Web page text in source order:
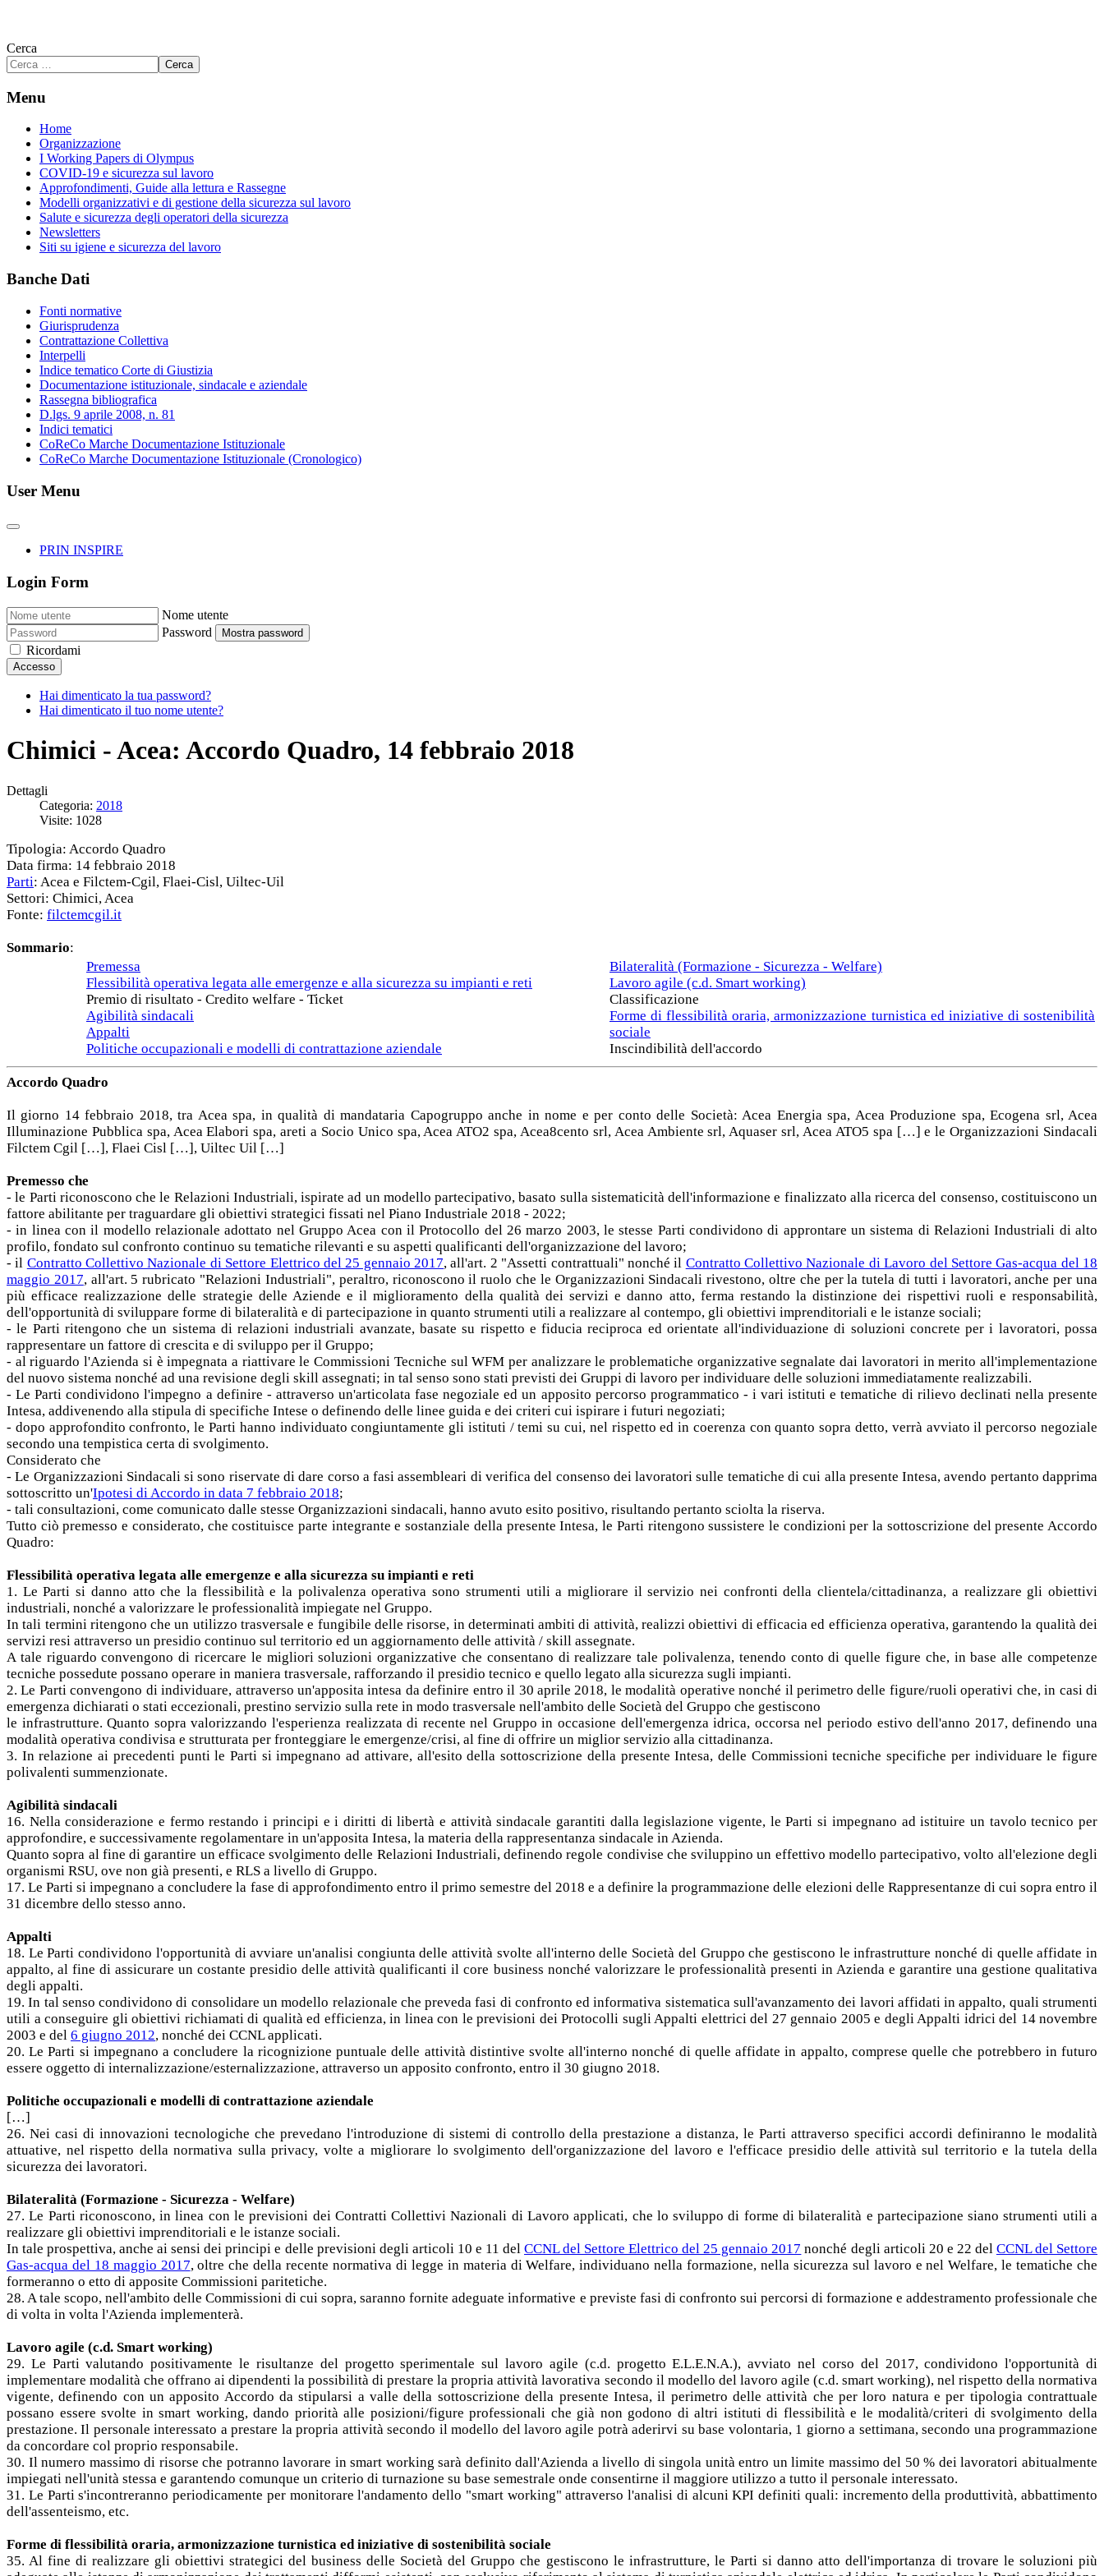
Cerca
Cerca
Menu
Home
Organizzazione
I Working Papers di Olympus
COVID-19 e sicurezza sul lavoro
Approfondimenti, Guide alla lettura e Rassegne
Modelli organizzativi e di gestione della sicurezza sul lavoro
Salute e sicurezza degli operatori della sicurezza
Newsletters
Siti su igiene e sicurezza del lavoro
Banche Dati
Fonti normative
Giurisprudenza
Contrattazione Collettiva
Interpelli
Indice tematico Corte di Giustizia
Documentazione istituzionale, sindacale e aziendale
Rassegna bibliografica
D.lgs. 9 aprile 2008, n. 81
Indici tematici
CoReCo Marche Documentazione Istituzionale
CoReCo Marche Documentazione Istituzionale (Cronologico)
User Menu
PRIN INSPIRE
Login Form
Nome utente
Password
Mostra password
Ricordami
Accesso
Hai dimenticato la tua password?
Hai dimenticato il tuo nome utente?
Chimici - Acea: Accordo Quadro, 14 febbraio 2018
Dettagli
Categoria: 2018
Visite: 1028
Tipologia: Accordo Quadro
Data firma: 14 febbraio 2018
Parti: Acea e Filctem-Cgil, Flaei-Cisl, Uiltec-Uil
Settori: Chimici, Acea
Fonte: filctemcgil.it
Sommario:
Premessa
Flessibilità operativa legata alle emergenze e alla sicurezza su impianti e reti
Premio di risultato - Credito welfare - Ticket
Agibilità sindacali
Appalti
Politiche occupazionali e modelli di contrattazione aziendale
Bilateralità (Formazione - Sicurezza - Welfare)
Lavoro agile (c.d. Smart working)
Classificazione
Forme di flessibilità oraria, armonizzazione turnistica ed iniziative di sostenibilità
sociale
Inscindibilità dell'accordo
Accordo Quadro
Il giorno 14 febbraio 2018, tra Acea spa, in qualità di mandataria Capogruppo anche in nome e per conto delle Società: Acea Energia spa, Acea Produzione spa, Ecogena srl, Acea
Illuminazione Pubblica spa, Acea Elabori spa, areti a Socio Unico spa, Acea ATO2 spa, Acea8cento srl, Acea Ambiente srl, Aquaser srl, Acea ATO5 spa […] e le Organizzazioni Sindacali
Filctem Cgil […], Flaei Cisl […], Uiltec Uil […]
Premesso che
- le Parti riconoscono che le Relazioni Industriali, ispirate ad un modello partecipativo, basato sulla sistematicità dell'informazione e finalizzato alla ricerca del consenso, costituiscono un
fattore abilitante per traguardare gli obiettivi strategici fissati nel Piano Industriale 2018 - 2022;
- in linea con il modello relazionale adottato nel Gruppo Acea con il Protocollo del 26 marzo 2003, le stesse Parti condividono di approntare un sistema di Relazioni Industriali di alto
profilo, fondato sul confronto continuo su tematiche rilevanti e su aspetti qualificanti dell'organizzazione del lavoro;
- il Contratto Collettivo Nazionale di Settore Elettrico del 25 gennaio 2017, all'art. 2 "Assetti contrattuali" nonché il Contratto Collettivo Nazionale di Lavoro del Settore Gas-acqua del 18
maggio 2017, all'art. 5 rubricato "Relazioni Industriali", peraltro, riconoscono il ruolo che le Organizzazioni Sindacali rivestono, oltre che per la tutela di tutti i lavoratori, anche per una
più efficace realizzazione delle strategie delle Aziende e il miglioramento della qualità dei servizi e danno atto, ferma restando la distinzione dei rispettivi ruoli e responsabilità,
dell'opportunità di sviluppare forme di bilateralità e di partecipazione in quanto strumenti utili a realizzare al contempo, gli obiettivi imprenditoriali e le istanze sociali;
- le Parti ritengono che un sistema di relazioni industriali avanzate, basate su rispetto e fiducia reciproca ed orientate all'individuazione di soluzioni concrete per i lavoratori, possa
rappresentare un fattore di crescita e di sviluppo per il Gruppo;
- al riguardo l'Azienda si è impegnata a riattivare le Commissioni Tecniche sul WFM per analizzare le problematiche organizzative segnalate dai lavoratori in merito all'implementazione
del nuovo sistema nonché ad una revisione degli skill assegnati; in tal senso sono stati previsti dei Gruppi di lavoro per individuare delle soluzioni immediatamente realizzabili.
- Le Parti condividono l'impegno a definire - attraverso un'articolata fase negoziale ed un apposito percorso programmatico - i vari istituti e tematiche di rilievo declinati nella presente
Intesa, addivenendo alla stipula di specifiche Intese o definendo delle linee guida e dei criteri cui ispirare i futuri negoziati;
- dopo approfondito confronto, le Parti hanno individuato congiuntamente gli istituti / temi su cui, nel rispetto ed in coerenza con quanto sopra detto, verrà avviato il percorso negoziale
secondo una tempistica certa di svolgimento.
Considerato che
- Le Organizzazioni Sindacali si sono riservate di dare corso a fasi assembleari di verifica del consenso dei lavoratori sulle tematiche di cui alla presente Intesa, avendo pertanto dapprima
sottoscritto un'Ipotesi di Accordo in data 7 febbraio 2018;
- tali consultazioni, come comunicato dalle stesse Organizzazioni sindacali, hanno avuto esito positivo, risultando pertanto sciolta la riserva.
Tutto ciò premesso e considerato, che costituisce parte integrante e sostanziale della presente Intesa, le Parti ritengono sussistere le condizioni per la sottoscrizione del presente Accordo
Quadro:
Flessibilità operativa legata alle emergenze e alla sicurezza su impianti e reti
1. Le Parti si danno atto che la flessibilità e la polivalenza operativa sono strumenti utili a migliorare il servizio nei confronti della clientela/cittadinanza, a realizzare gli obiettivi
industriali, nonché a valorizzare le professionalità impiegate nel Gruppo.
In tali termini ritengono che un utilizzo trasversale e fungibile delle risorse, in determinati ambiti di attività, realizzi obiettivi di efficacia ed efficienza operativa, garantendo la qualità dei
servizi resi attraverso un presidio continuo sul territorio ed un aggiornamento delle attività / skill assegnate.
A tale riguardo convengono di ricercare le migliori soluzioni organizzative che consentano di realizzare tale polivalenza, tenendo conto di quelle figure che, in base alle competenze
tecniche possedute possano operare in maniera trasversale, rafforzando il presidio tecnico e quello legato alla sicurezza sugli impianti.
2. Le Parti convengono di individuare, attraverso un'apposita intesa da definire entro il 30 aprile 2018, le modalità operative nonché il perimetro delle figure/ruoli operativi che, in casi di
emergenza dichiarati o stati eccezionali, prestino servizio sulla rete in modo trasversale nell'ambito delle Società del Gruppo che gestiscono
le infrastrutture. Quanto sopra valorizzando l'esperienza realizzata di recente nel Gruppo in occasione dell'emergenza idrica, occorsa nel periodo estivo dell'anno 2017, definendo una
modalità operativa condivisa e strutturata per fronteggiare le emergenze/crisi, al fine di offrire un miglior servizio alla cittadinanza.
3. In relazione ai precedenti punti le Parti si impegnano ad attivare, all'esito della sottoscrizione della presente Intesa, delle Commissioni tecniche specifiche per individuare le figure
polivalenti summenzionate.
Agibilità sindacali
16. Nella considerazione e fermo restando i principi e i diritti di libertà e attività sindacale garantiti dalla legislazione vigente, le Parti si impegnano ad istituire un tavolo tecnico per
approfondire, e successivamente regolamentare in un'apposita Intesa, la materia della rappresentanza sindacale in Azienda.
Quanto sopra al fine di garantire un efficace svolgimento delle Relazioni Industriali, definendo regole condivise che sviluppino un effettivo modello partecipativo, volto all'elezione degli
organismi RSU, ove non già presenti, e RLS a livello di Gruppo.
17. Le Parti si impegnano a concludere la fase di approfondimento entro il primo semestre del 2018 e a definire la programmazione delle elezioni delle Rappresentanze di cui sopra entro il
31 dicembre dello stesso anno.
Appalti
18. Le Parti condividono l'opportunità di avviare un'analisi congiunta delle attività svolte all'interno delle Società del Gruppo che gestiscono le infrastrutture nonché di quelle affidate in
appalto, al fine di assicurare un costante presidio delle attività qualificanti il core business nonché valorizzare le professionalità presenti in Azienda e garantire una gestione qualitativa
degli appalti.
19. In tal senso condividono di consolidare un modello relazionale che preveda fasi di confronto ed informativa sistematica sull'avanzamento dei lavori affidati in appalto, quali strumenti
utili a conseguire gli obiettivi richiamati di qualità ed efficienza, in linea con le previsioni dei Protocolli sugli Appalti elettrici del 27 gennaio 2005 e degli Appalti idrici del 14 novembre
2003 e del 6 giugno 2012, nonché dei CCNL applicati.
20. Le Parti si impegnano a concludere la ricognizione puntuale delle attività distintive svolte all'interno nonché di quelle affidate in appalto, comprese quelle che potrebbero in futuro
essere oggetto di internalizzazione/esternalizzazione, attraverso un apposito confronto, entro il 30 giugno 2018.
Politiche occupazionali e modelli di contrattazione aziendale
[…]
26. Nei casi di innovazioni tecnologiche che prevedano l'introduzione di sistemi di controllo della prestazione a distanza, le Parti attraverso specifici accordi definiranno le modalità
attuative, nel rispetto della normativa sulla privacy, volte a migliorare lo svolgimento dell'organizzazione del lavoro e l'efficace presidio delle attività sul territorio e la tutela della
sicurezza dei lavoratori.
Bilateralità (Formazione - Sicurezza - Welfare)
27. Le Parti riconoscono, in linea con le previsioni dei Contratti Collettivi Nazionali di Lavoro applicati, che lo sviluppo di forme di bilateralità e partecipazione siano strumenti utili a
realizzare gli obiettivi imprenditoriali e le istanze sociali.
In tale prospettiva, anche ai sensi dei principi e delle previsioni degli articoli 10 e 11 del CCNL del Settore Elettrico del 25 gennaio 2017 nonché degli articoli 20 e 22 del CCNL del Settore
Gas-acqua del 18 maggio 2017, oltre che della recente normativa di legge in materia di Welfare, individuano nella formazione, nella sicurezza sul lavoro e nel Welfare, le tematiche che
formeranno o etto di apposite Commissioni paritetiche.
28. A tale scopo, nell'ambito delle Commissioni di cui sopra, saranno fornite adeguate informative e previste fasi di confronto sui percorsi di formazione e addestramento professionale che
di volta in volta l'Azienda implementerà.
Lavoro agile (c.d. Smart working)
29. Le Parti valutando positivamente le risultanze del progetto sperimentale sul lavoro agile (c.d. progetto E.L.E.N.A.), avviato nel corso del 2017, condividono l'opportunità di
implementare modalità che offrano ai dipendenti la possibilità di prestare la propria attività lavorativa secondo il modello del lavoro agile (c.d. smart working), nel rispetto della normativa
vigente, definendo con un apposito Accordo da stipularsi a valle della sottoscrizione della presente Intesa, il perimetro delle attività che per loro natura e per tipologia contrattuale
possano essere svolte in smart working, dando priorità alle posizioni/figure professionali che già non godono di altri istituti di flessibilità e le modalità/criteri di svolgimento della
prestazione. Il personale interessato a prestare la propria attività secondo il modello del lavoro agile potrà aderirvi su base volontaria, 1 giorno a settimana, secondo una programmazione
da concordare col proprio responsabile.
30. Il numero massimo di risorse che potranno lavorare in smart working sarà definito dall'Azienda a livello di singola unità entro un limite massimo del 50 % dei lavoratori abitualmente
impiegati nell'unità stessa e garantendo comunque un criterio di turnazione su base semestrale onde consentirne il maggiore utilizzo a tutto il personale interessato.
31. Le Parti s'incontreranno periodicamente per monitorare l'andamento dello "smart working" attraverso l'analisi di alcuni KPI definiti quali: incremento della produttività, abbattimento
dell'assenteismo, etc.
Forme di flessibilità oraria, armonizzazione turnistica ed iniziative di sostenibilità sociale
35. Al fine di realizzare gli obiettivi strategici del business delle Società del Gruppo che gestiscono le infrastrutture, le Parti si danno atto dell'importanza di trovare le soluzioni più